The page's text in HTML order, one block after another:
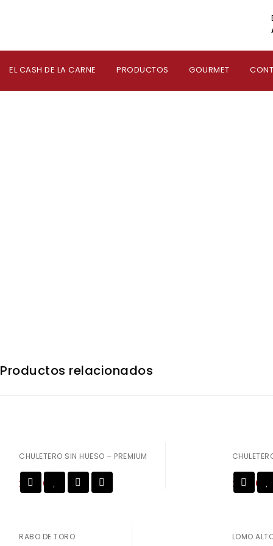
EL CASH DE LA CARNE PRODUCTOS GOURMET
Productos relacionados
CHULETERO SIN HUESO – PREMIUM
24,50 € 28,50 €
RABO DE TORO LOMO